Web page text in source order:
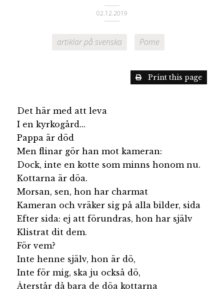
02.12.2019
artiklar på svenska Pome
Print this page
Det här med att leva
I en kyrkogård...
Pappa är död
Men flinar gör han mot kameran:
Dock, inte en kotte som minns honom nu.
Kottarna är döa.
Morsan, sen, hon har charmat
Kameran och vräker sig på alla bilder, sida
Efter sida: ej att förundras, hon har själv
Klistrat dit dem.
För vem?
Inte henne själv, hon är dö,
Inte för mig, ska ju också dö,
Återstår då bara de döa kottarna